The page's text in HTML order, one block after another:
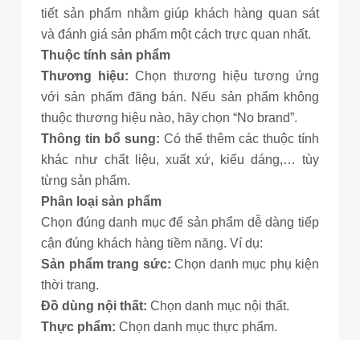
tiết sản phẩm nhằm giúp khách hàng quan sát
và đánh giá sản phẩm một cách trực quan nhất.
Thuộc tính sản phẩm
Thương hiệu: Chọn thương hiệu tương ứng
với sản phẩm đăng bán. Nếu sản phẩm không
thuộc thương hiệu nào, hãy chọn “No brand”.
Thông tin bổ sung: Có thể thêm các thuộc tính
khác như chất liệu, xuất xứ, kiểu dáng,… tùy
từng sản phẩm.
Phân loại sản phẩm
Chọn đúng danh mục để sản phẩm dễ dàng tiếp
cận đúng khách hàng tiềm năng. Ví dụ:
Sản phẩm trang sức: Chọn danh mục phụ kiện
thời trang.
Đồ dùng nội thất: Chọn danh mục nội thất.
Thực phẩm: Chọn danh mục thực phẩm.